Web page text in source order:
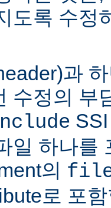
도록 수정
과
수정의 부
일 하나를
의
로 포